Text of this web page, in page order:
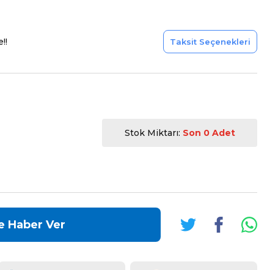
Taksit Seçenekleri
Stok Miktarı: Son 0 Adet
Haber Ver